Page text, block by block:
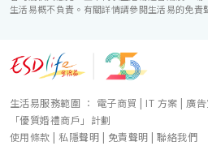
生活易概不負責。有關詳情請參閱生活易的免責
生活易服務範圍 ： 電子商貿 | IT 方案 | 廣
「優質婚禮商戶」計劃
使用條款 |私隱聲明 | 免責聲明 |聯絡我們